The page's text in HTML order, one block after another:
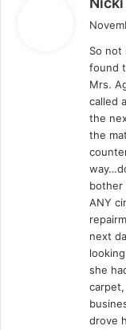
So not
found
Mrs.
called
the
the
bother
ANY
next
she
drove